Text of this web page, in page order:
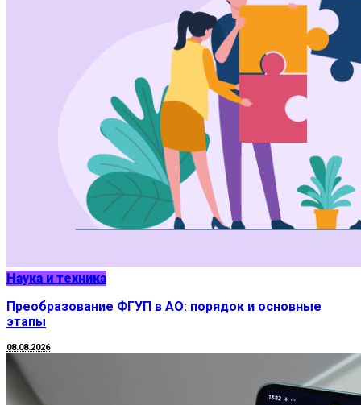
Наука и техника
Преобразование ФГУП в АО: порядок и основные
этапы
08.08.2026